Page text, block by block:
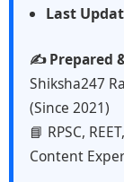
Last
✍️ Prepared
Shiksha247
(Since 2021)
📘 RPSC,
Content